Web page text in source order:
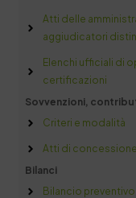
Atti delle
aggiudicatori
Elenchi ufficiali di
certificazioni
Sovvenzioni,
Criteri e modalità
Atti di concessione
Bilanci
Bilancio